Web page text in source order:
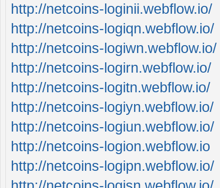
http://netcoins-loginii.webflow.io/
http://netcoins-logiqn.webflow.io/
http://netcoins-logiwn.webflow.io/
http://netcoins-logirn.webflow.io/
http://netcoins-logitn.webflow.io/
http://netcoins-logiyn.webflow.io/
http://netcoins-logiun.webflow.io/
http://netcoins-logion.webflow.io
http://netcoins-logipn.webflow.io/